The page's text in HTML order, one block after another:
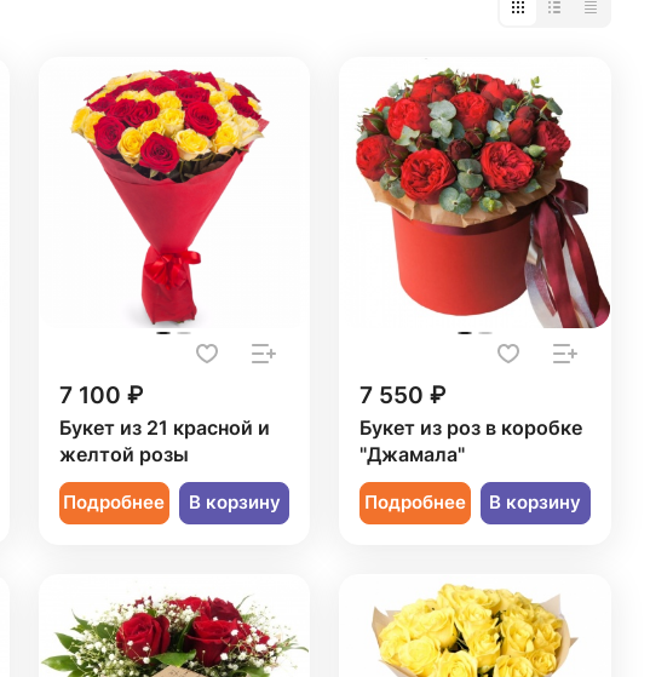
7 100 ₽
Букет из 21 красной и
желтой розы
Подробнее В корзину
7 550 ₽
Букет из роз в коробке
"Джамала"
Подробнее В корзину